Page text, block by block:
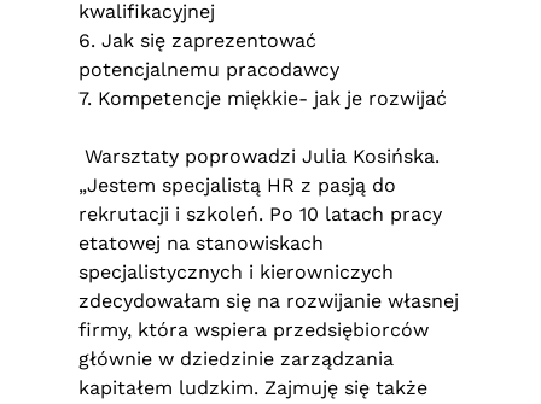
kwalifikacyjnej
6. Jak się zaprezentować
potencjalnemu pracodawcy
7. Kompetencje miękkie- jak je rozwijać
Warsztaty poprowadzi Julia Kosińska.
„Jestem specjalistą HR z pasją do
rekrutacji i szkoleń. Po 10 latach pracy
etatowej na stanowiskach
specjalistycznych i kierowniczych
zdecydowałam się na rozwijanie własnej
firmy, która wspiera przedsiębiorców
głównie w dziedzinie zarządzania
kapitałem ludzkim. Zajmuję się także